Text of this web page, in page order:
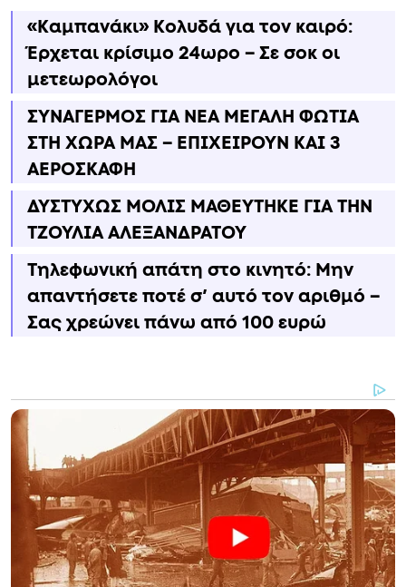
«Καμπανάκι» Κολυδά για τον καιρό:
Έρχεται κρίσιμο 24ωρο – Σε σοκ οι
μετεωρολόγοι
ΣΥΝΑΓΕΡΜΟΣ ΓΙΑ ΝΕΑ ΜΕΓΑΛΗ ΦΩΤΙΑ
ΣΤΗ ΧΩΡΑ ΜΑΣ – ΕΠΙΧΕΙΡΟΥΝ ΚΑΙ 3
ΑΕΡΟΣΚΑΦΗ
ΔΥΣΤΥΧΩΣ ΜΟΛΙΣ ΜΑΘΕΥΤΗΚΕ ΓΙΑ ΤΗΝ
ΤΖΟΥΛΙΑ ΑΛΕΞΑΝΔΡΑΤΟΥ
Τηλεφωνική απάτη στο κινητό: Μην
απαντήσετε ποτέ σ’ αυτό τον αριθμό –
Σας χρεώνει πάνω από 100 ευρώ